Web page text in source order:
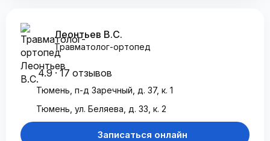
Леонтьев В.С.
Травматолог-ортопед
4.9 · 17 отзывов
Тюмень, п-д Заречный, д. 37, к. 1
Тюмень, ул. Беляева, д. 33, к. 2
Записаться онлайн